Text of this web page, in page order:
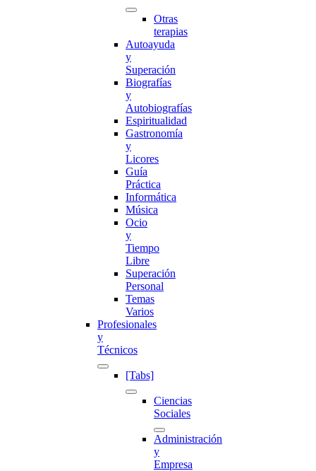
Otras
terapias
Autoayuda
y
Superación
Biografías
y
Autobiografías
Espiritualidad
Gastronomía
y
Licores
Guía
Práctica
Informática
Música
Ocio
y
Tiempo
Libre
Superación
Personal
Temas
Varios
Profesionales
y
Técnicos
[Tabs]
Ciencias
Sociales
Administración
y
Empresa